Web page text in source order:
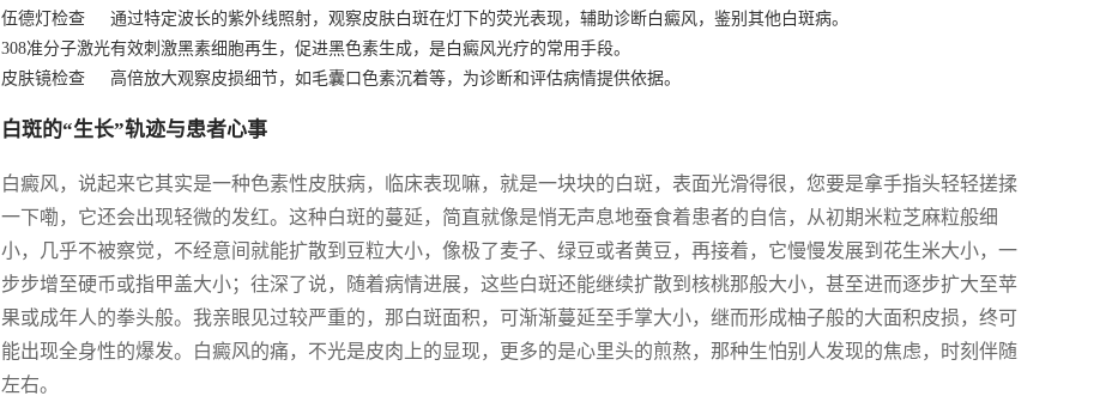
伍德灯检查
通过特定波长的紫外线照射，观察皮肤白斑在灯下的荧光表现，辅助诊断白癜风，鉴别其他白斑病。
308准分子激光有效刺激黑素细胞再生，促进黑色素生成，是白癜风光疗的常用手段。
皮肤镜检查
高倍放大观察皮损细节，如毛囊口色素沉着等，为诊断和评估病情提供依据。
白斑的“生长”轨迹与患者心事
白癜风，说起来它其实是一种色素性皮肤病，临床表现嘛，就是一块块的白斑，表面光滑得很，您要是拿手指头轻轻搓揉
一下嘞，它还会出现轻微的发红。这种白斑的蔓延，简直就像是悄无声息地蚕食着患者的自信，从初期米粒芝麻粒般细
小，几乎不被察觉，不经意间就能扩散到豆粒大小，像极了麦子、绿豆或者黄豆，再接着，它慢慢发展到花生米大小，一
步步增至硬币或指甲盖大小；往深了说，随着病情进展，这些白斑还能继续扩散到核桃那般大小，甚至进而逐步扩大至苹
果或成年人的拳头般。我亲眼见过较严重的，那白斑面积，可渐渐蔓延至手掌大小，继而形成柚子般的大面积皮损，终可
能出现全身性的爆发。白癜风的痛，不光是皮肉上的显现，更多的是心里头的煎熬，那种生怕别人发现的焦虑，时刻伴随
左右。